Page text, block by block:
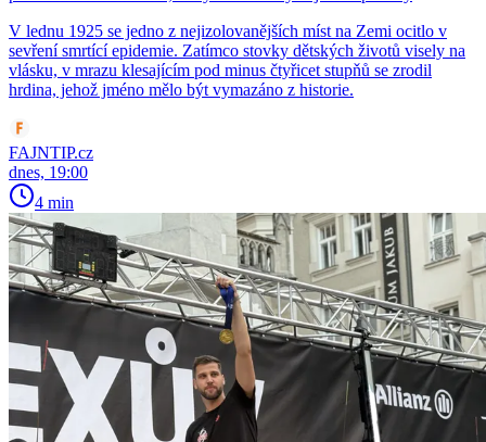
V lednu 1925 se jedno z nejizolovanějších míst na Zemi ocitlo v
sevření smrtící epidemie. Zatímco stovky dětských životů visely na
vlásku, v mrazu klesajícím pod minus čtyřicet stupňů se zrodil
hrdina, jehož jméno mělo být vymazáno z historie.
FAJNTIP.cz
dnes, 19:00
4 min